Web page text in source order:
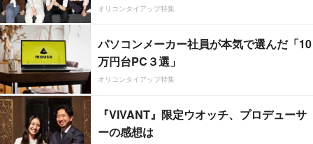
オリコンタイアップ特集
パソコンメーカー社員が本気で選んだ「10
万円台PC３選」
オリコンタイアップ特集
『VIVANT』限定ウオッチ、プロデューサ
ーの感想は